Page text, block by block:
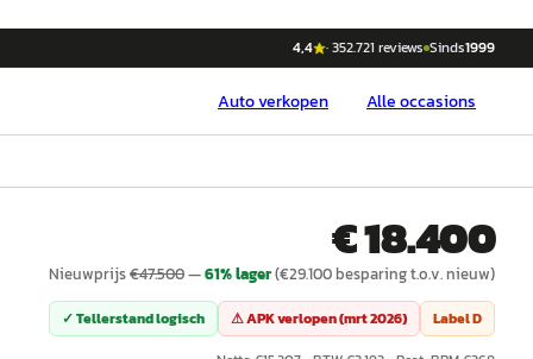
4,4 ·352.721 reviews Sinds1999
Autoverkopen Alle occasions
€ 18.400
Nieuwprijs€47.500—61% lager(€29.100besparing t.o.v. nieuw)
✓ Tellerstand logisch ⚠ APK verlopen (mrt 2026) LabelD